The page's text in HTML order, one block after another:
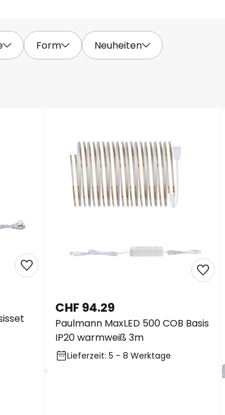
Form Neuheiten
Paulmann MaxLED 500 COB Basis
IP20 warmweiß 3m
CHF 94.29
Lieferzeit: 5 - 8 Werktage